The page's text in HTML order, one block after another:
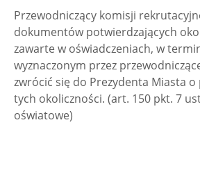
Przewodniczący komisji
dokumentów potwierdzających
zawarte w oświadczeniach, w
wyznaczonym przez
zwrócić się do Prezydenta Miasta
tych okoliczności. (art. 150 pkt. 7
oświatowe)